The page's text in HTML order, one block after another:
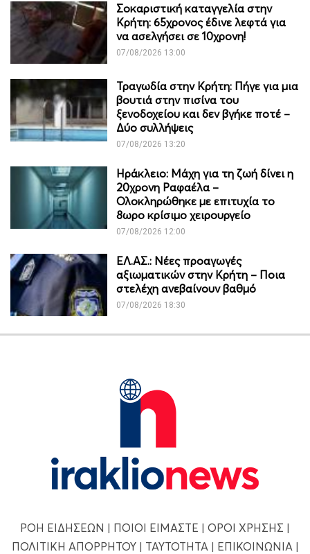
Σοκαριστική καταγγελία στην
Κρήτη: 65χρονος έδινε λεφτά για
να ασελγήσει σε 10χρονη!
07/08/2026 13:00
Τραγωδία στην Κρήτη: Πήγε για μια
βουτιά στην πισίνα του
ξενοδοχείου και δεν βγήκε ποτέ –
Δύο συλλήψεις
07/08/2026 13:20
Ηράκλειο: Μάχη για τη ζωή δίνει η
20χρονη Ραφαέλα –
Ολοκληρώθηκε με επιτυχία το
8ωρο κρίσιμο χειρουργείο
07/08/2026 12:00
ΕΛ.ΑΣ.: Νέες προαγωγές
αξιωματικών στην Κρήτη – Ποια
στελέχη ανεβαίνουν βαθμό
07/08/2026 18:30
ΡΟΗ ΕΙΔΗΣΕΩΝ | ΠΟΙΟΙ ΕΙΜΑΣΤΕ | ΟΡΟΙ ΧΡΗΣΗΣ |
ΠΟΛΙΤΙΚΗ ΑΠΟΡΡΗΤΟΥ| ΤΑΥΤΟΤΗΤΑ | ΕΠΙΚΟΙΝΩΝΙΑ |